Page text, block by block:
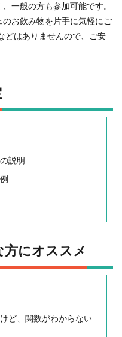
一般の方も参加可能です。
お飲み物を片手に気軽にご
どはありませんので、ご安
説明
にオススメ
ど、関数がわからない